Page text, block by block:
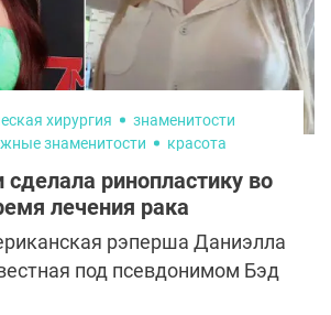
хирургия
знаменитости
знаменитости
красота
сделала ринопластику во
лечения рака
рэперша Даниэлла
под псевдонимом Бэд